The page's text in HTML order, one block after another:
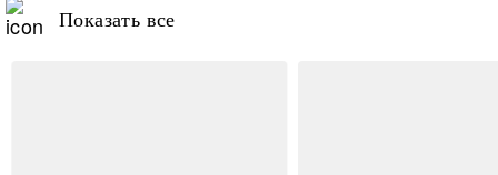
Показать все